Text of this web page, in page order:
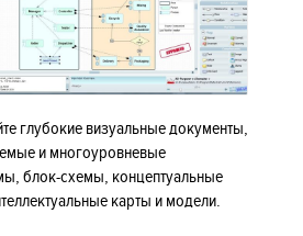
глубокие визуальные документы,
и многоуровневые
блок-схемы, концептуальные
карты и модели.